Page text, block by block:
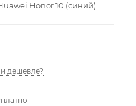
Honor 10 (синий)
дешевле?